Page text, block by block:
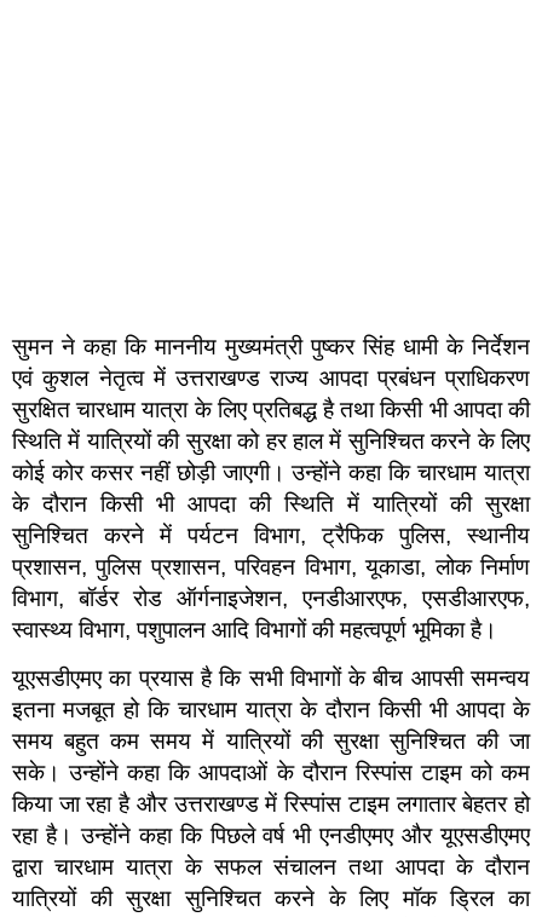
सुमन ने कहा कि माननीय मुख्यमंत्री पुष्कर सिंह धामी के निर्देशन
एवं कुशल नेतृत्व में उत्तराखण्ड राज्य आपदा प्रबंधन प्राधिकरण
सुरक्षित चारधाम यात्रा के लिए प्रतिबद्ध है तथा किसी भी आपदा की
स्थिति में यात्रियों की सुरक्षा को हर हाल में सुनिश्चित करने के लिए
कोई कोर कसर नहीं छोड़ी जाएगी। उन्होंने कहा कि चारधाम यात्रा
के दौरान किसी भी आपदा की स्थिति में यात्रियों की सुरक्षा
सुनिश्चित करने में पर्यटन विभाग, ट्रैफिक पुलिस, स्थानीय
प्रशासन, पुलिस प्रशासन, परिवहन विभाग, यूकाडा, लोक निर्माण
विभाग, बॉर्डर रोड ऑर्गनाइजेशन, एनडीआरएफ, एसडीआरएफ,
स्वास्थ्य विभाग, पशुपालन आदि विभागों की महत्वपूर्ण भूमिका है।
यूएसडीएमए का प्रयास है कि सभी विभागों के बीच आपसी समन्वय
इतना मजबूत हो कि चारधाम यात्रा के दौरान किसी भी आपदा के
समय बहुत कम समय में यात्रियों की सुरक्षा सुनिश्चित की जा
सके। उन्होंने कहा कि आपदाओं के दौरान रिस्पांस टाइम को कम
किया जा रहा है और उत्तराखण्ड में रिस्पांस टाइम लगातार बेहतर हो
रहा है। उन्होंने कहा कि पिछले वर्ष भी एनडीएमए और यूएसडीएमए
द्वारा चारधाम यात्रा के सफल संचालन तथा आपदा के दौरान
यात्रियों की सुरक्षा सुनिश्चित करने के लिए मॉक ड्रिल का